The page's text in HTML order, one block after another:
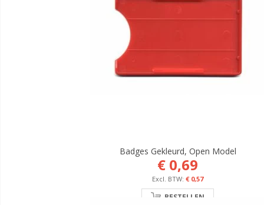
Badges Gekleurd, Open Model
€ 0,69
€ 0,57
BESTELLEN